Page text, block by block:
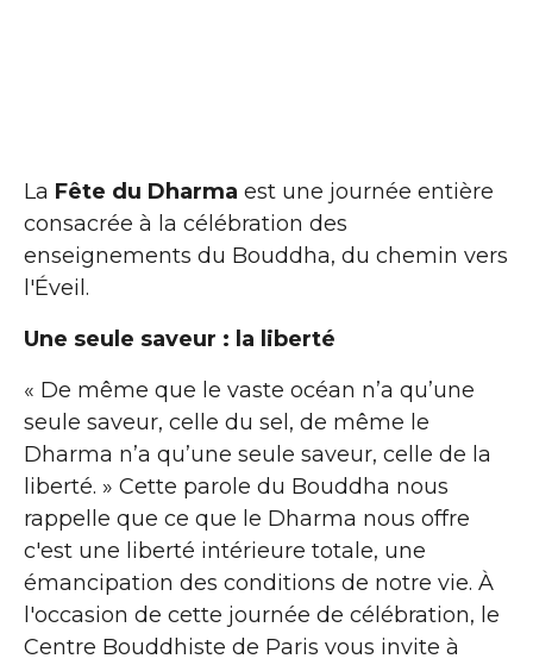
La Fête du Dharma est une journée entière
consacrée à la célébration des
enseignements du Bouddha, du chemin vers
l'Éveil.
Une seule saveur : la liberté
« De même que le vaste océan n’a qu’une
seule saveur, celle du sel, de même le
Dharma n’a qu’une seule saveur, celle de la
liberté. » Cette parole du Bouddha nous
rappelle que ce que le Dharma nous offre
c'est une liberté intérieure totale, une
émancipation des conditions de notre vie. À
l'occasion de cette journée de célébration, le
Centre Bouddhiste de Paris vous invite à